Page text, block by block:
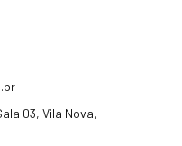
03, Vila Nova,